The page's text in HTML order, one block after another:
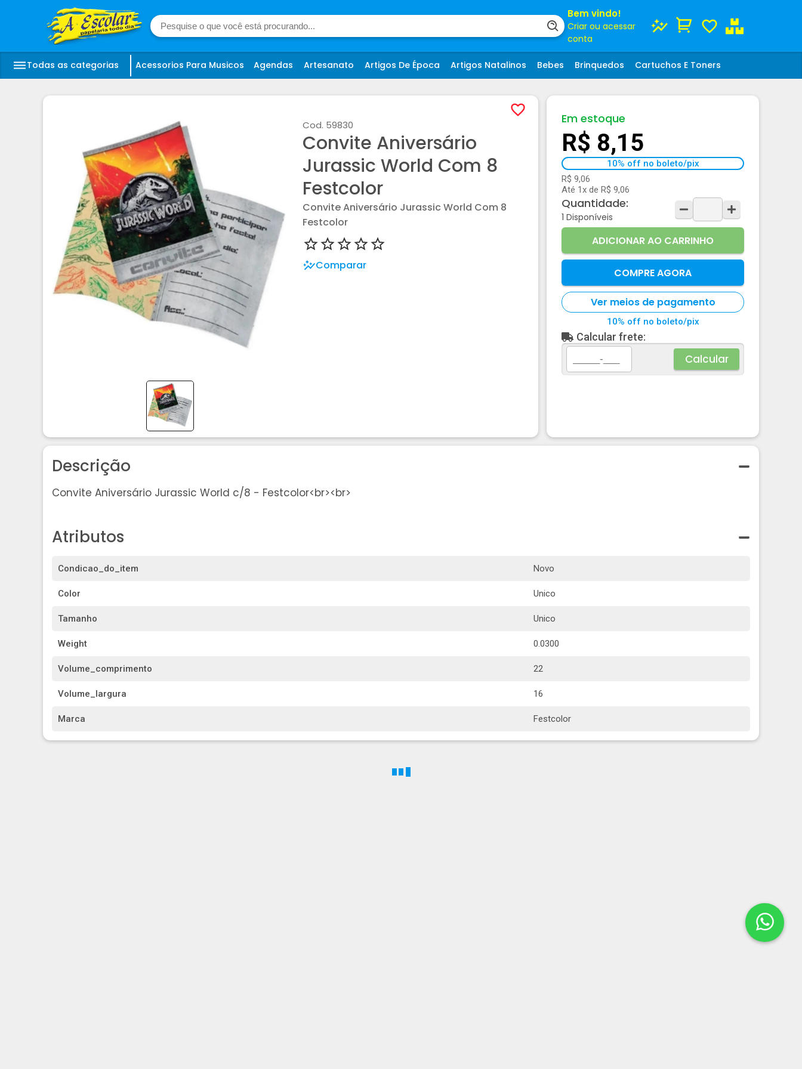
Bem vindo!
Criar ou acessar
conta
Todas as categorias Acessorios Para Musicos Agendas Artesanato Artigos De Época Artigos Natalinos Bebes Brinquedos Cartuchos E Toners
Cod. 59830
Convite Aniversário
Jurassic World Com 8
Festcolor
Convite Aniversário Jurassic World Com 8
Festcolor
Comparar
Em estoque
R$ 8,15
10% off no boleto/pix
R$ 9,06
Até 1x de R$ 9,06
Quantidade:
1 Disponíveis
ADICIONAR AO CARRINHO
COMPRE AGORA
Ver meios de pagamento
10% off no boleto/pix
Calcular frete:
Calcular
Descrição
Atributos
Condicao_do_item Novo
Color Unico
Tamanho Unico
Weight 0.0300
Volume_comprimento 22
Volume_largura 16
Marca Festcolor